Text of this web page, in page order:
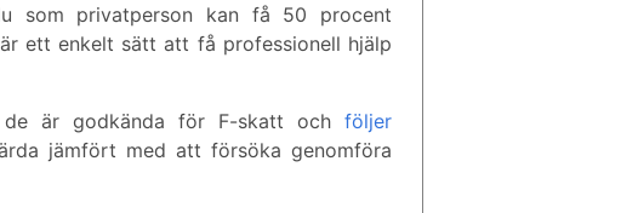
som privatperson kan få 50 procent
ett enkelt sätt att få professionell hjälp
är godkända för F-skatt och följer
jämfört med att försöka genomföra